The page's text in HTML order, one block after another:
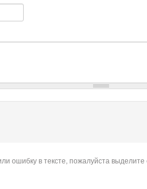
ошибку в тексте, пожалуйста